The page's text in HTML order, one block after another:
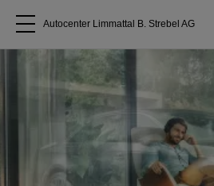
Alle Modelle
Über uns
Audi kaufen
Autocenter Limmattal B. Strebel AG